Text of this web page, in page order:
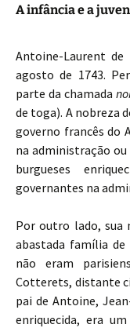
A infância e a
Antoine-Laurent de
agosto de 1743.
parte da chamada
de toga). A nobreza
governo francês do
na administração
burgueses
governantes na
Por outro lado, sua
abastada família de
não eram
Cotterets, distante
pai de Antoine,
enriquecida, era